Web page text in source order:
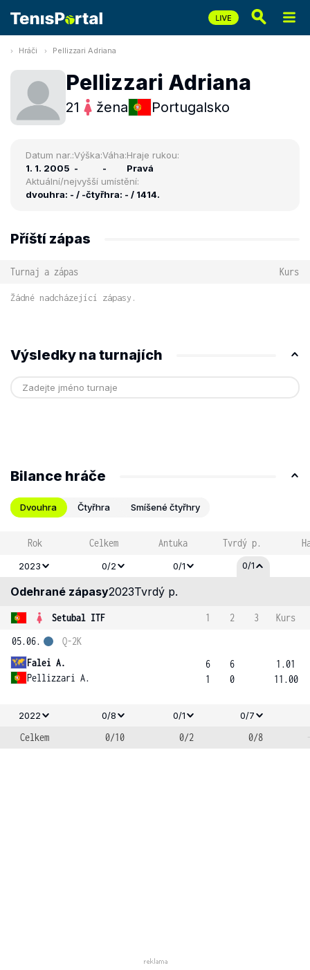
Hráči Pellizzari Adriana
Pellizzari Adriana
21 žena Portugalsko
Datum nar.:
1. 1. 2005
Výška:
-
Váha:
-
Hraje rukou:
Pravá
Aktuální/nejvyšší umístění:
dvouhra: - / -čtyřhra: - / 1414.
Příští zápas
Turnaj a zápas Kurs
Žádné nadcházející zápasy.
Výsledky na turnajích
Bilance hráče
Dvouhra Čtyřhra Smíšené čtyřhry
Rok Celkem Antuka Tvrdý p.
2023 0/2 0/1 0/1
Odehrané zápasy2023Tvrdý p.
Setubal ITF 1 2 3
Kurs
05.06.
Falei A.
Pellizzari A.
Q-2K
6
1
6
0
1.01
11.00
2022 0/8 0/1 0/7
Celkem 0/10 0/2 0/8